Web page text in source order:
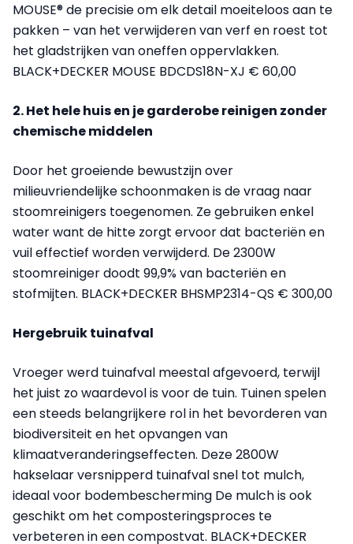
MOUSE® de precisie om elk detail moeiteloos aan te
pakken – van het verwijderen van verf en roest tot
het gladstrijken van oneffen oppervlakken.
BLACK+DECKER MOUSE BDCDS18N-XJ € 60,00
2. Het hele huis en je garderobe reinigen zonder
chemische middelen
Door het groeiende bewustzijn over
milieuvriendelijke schoonmaken is de vraag naar
stoomreinigers toegenomen. Ze gebruiken enkel
water want de hitte zorgt ervoor dat bacteriën en
vuil effectief worden verwijderd. De 2300W
stoomreiniger doodt 99,9% van bacteriën en
stofmijten. BLACK+DECKER BHSMP2314-QS € 300,00
Hergebruik tuinafval
Vroeger werd tuinafval meestal afgevoerd, terwijl
het juist zo waardevol is voor de tuin. Tuinen spelen
een steeds belangrijkere rol in het bevorderen van
biodiversiteit en het opvangen van
klimaatveranderingseffecten. Deze 2800W
hakselaar versnipperd tuinafval snel tot mulch,
ideaal voor bodembescherming De mulch is ook
geschikt om het composteringsproces te
verbeteren in een compostvat. BLACK+DECKER